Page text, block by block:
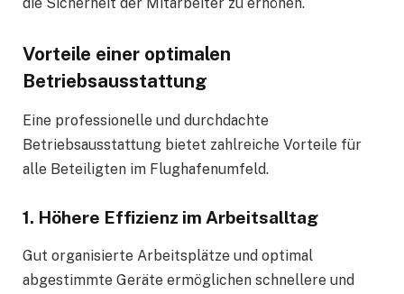
Vorteile einer optimalen
Betriebsausstattung
Eine professionelle und durchdachte
Betriebsausstattung bietet zahlreiche Vorteile für
alle Beteiligten im Flughafenumfeld.
1. Höhere Effizienz im Arbeitsalltag
Gut organisierte Arbeitsplätze und optimal
abgestimmte Geräte ermöglichen schnellere und